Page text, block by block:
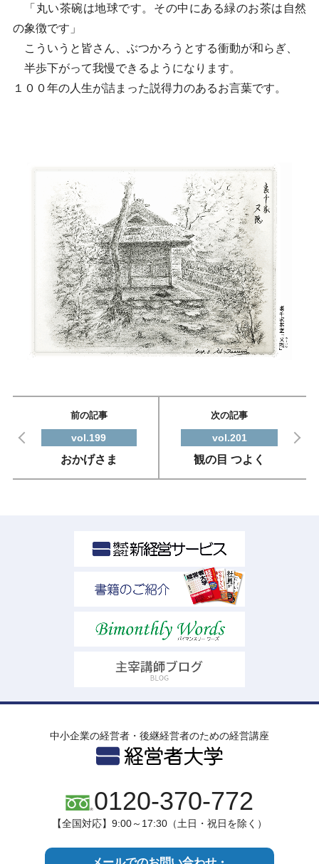
「丸い茶碗は地球です。その中にある緑のお茶は自然
の象徴です」
こういうと皆さん、ぶつかろうとする衝動が和らぎ、
半歩下がって我慢できるようになります。
１００年の人生が詰まった説得力のあるお言葉です。
前の記事
vol.199
おかげさま
次の記事
vol.201
観の目 つよく
中小企業の経営者・後継経営者のための経営講座
0120-370-772
【全国対応】9:00～17:30（土日・祝日を除く）